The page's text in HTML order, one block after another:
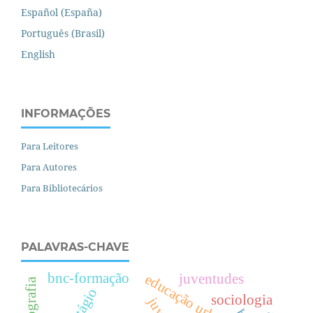
Español (España)
Português (Brasil)
English
INFORMAÇÕES
Para Leitores
Para Autores
Para Bibliotecários
PALAVRAS-CHAVE
e
d
u
c
a
ç
ã
o
r
b
a
n
ajuventudes
bnc-formação
sociologia